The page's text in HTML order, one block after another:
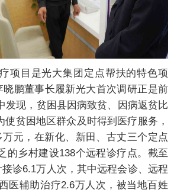
目是光大集团定点帮扶的特色项
晓鹏董事长履新光大首次调研正是前
发现，贫困县因病致贫、因病返贫比
使贫困地区群众及时得到医疗服务，
元，在新化、新田、古丈三个定点
的乡村建设138个远程诊疗点。截至
诊6.1万人次，其中远程会诊、远程
医辅助治疗2.6万人次，被当地百姓